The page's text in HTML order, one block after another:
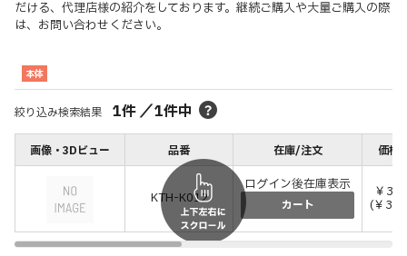
だける、代理店様の紹介をしております。継続ご購入や大量ご購入の際
は、お問い合わせください。
本体
絞り込み検索結果 1件／1件中
画像・3Dビュー 品番 在庫/注文 価格(
KTH-K012
ログイン後在庫表示
カート
￥
(￥